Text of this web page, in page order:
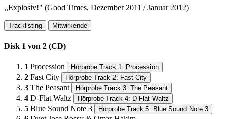
,,Explosiv!" (Good Times, Dezember 2011 / Januar 2012)
Tracklisting Mitwirkende
Disk 1 von 2 (CD)
1 Procession Hörprobe Track 1: Procession
2 Fast City Hörprobe Track 2: Fast City
3 The Peasant Hörprobe Track 3: The Peasant
4 D-Flat Waltz Hörprobe Track 4: D-Flat Waltz
5 Blue Sound Note 3 Hörprobe Track 5: Blue Sound Note 3